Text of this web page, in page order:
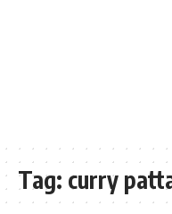
Tag: curry